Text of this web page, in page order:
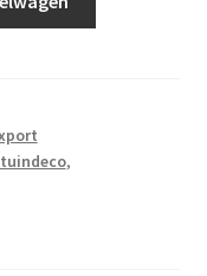
tuindeco,